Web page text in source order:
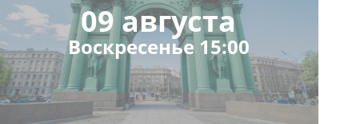
09 августа
Воскресенье 15:00